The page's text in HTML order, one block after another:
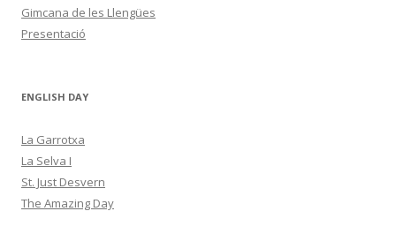
Gimcana de les Llengües
Presentació
ENGLISH DAY
La Garrotxa
La Selva I
St. Just Desvern
The Amazing Day